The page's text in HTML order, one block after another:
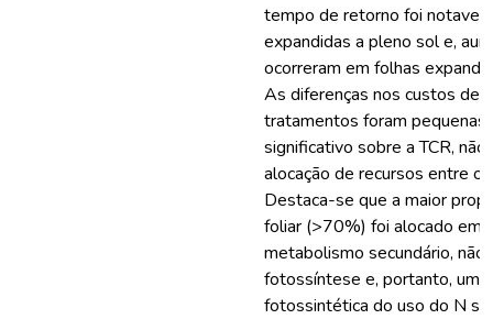
tempo de retorno foi
expandidas a pleno sol e,
ocorreram em folhas
As diferenças nos custos de
tratamentos foram
significativo sobre a TCR,
alocação de recursos entre o
Destaca-se que a maior
foliar (>70%) foi alocado em
metabolismo secundário, não
fotossíntese e, portanto, uma
fotossintética do uso do N